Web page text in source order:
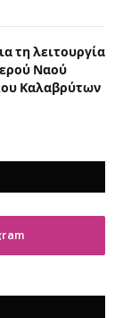
τη λειτουργία
Ναού
Καλαβρύτων